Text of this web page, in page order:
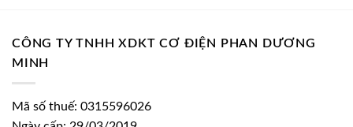
CÔNG TY TNHH XDKT CƠ ĐIỆN PHAN DƯƠNG
MINH
Mã số thuế: 0315596026